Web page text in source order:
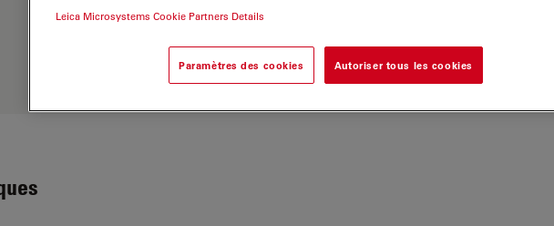
Leica Microsystems Cookie Partners Details
Paramètres des cookies Autoriser tous les cookies